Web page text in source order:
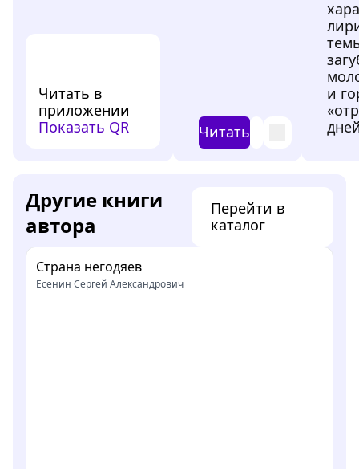
Читать в
приложении
Показать QR
Читать
и
Другие книги
автора
Перейти в
каталог
Страна негодяев
Есенин Сергей Александрович